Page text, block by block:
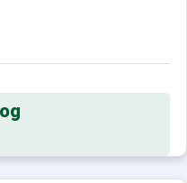
et tout équipé.